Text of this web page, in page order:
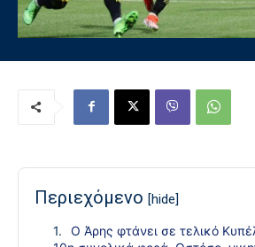
Περιεχόμενο [hide]
Ο Άρης φτάνει σε τελικό